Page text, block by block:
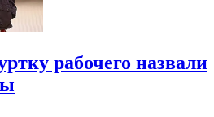
рабочего назвали